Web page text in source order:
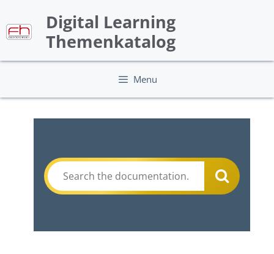
content
Digital Learning
Themenkatalog
Menu